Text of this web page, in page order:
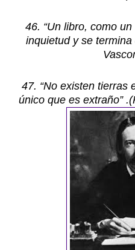
46. “Un libro, como
inquietud y se
47. “No existen tierras
único que es extraño”